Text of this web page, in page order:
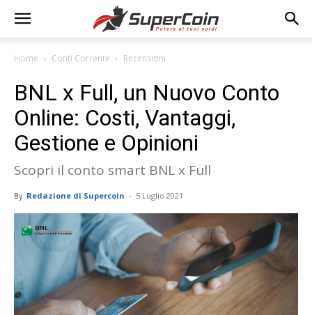
Home Conti Corrente Recensioni
BNL x Full, un Nuovo Conto
Online: Costi, Vantaggi,
Gestione e Opinioni
Scopri il conto smart BNL x Full
By Redazione di Supercoin - 5 Luglio 2021